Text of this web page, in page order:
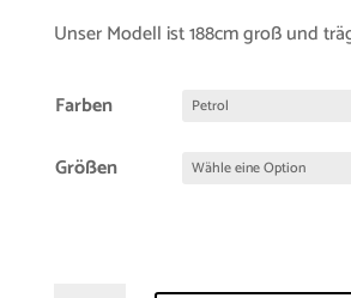
Unser Modell ist 188cm groß und
Farben
Größen